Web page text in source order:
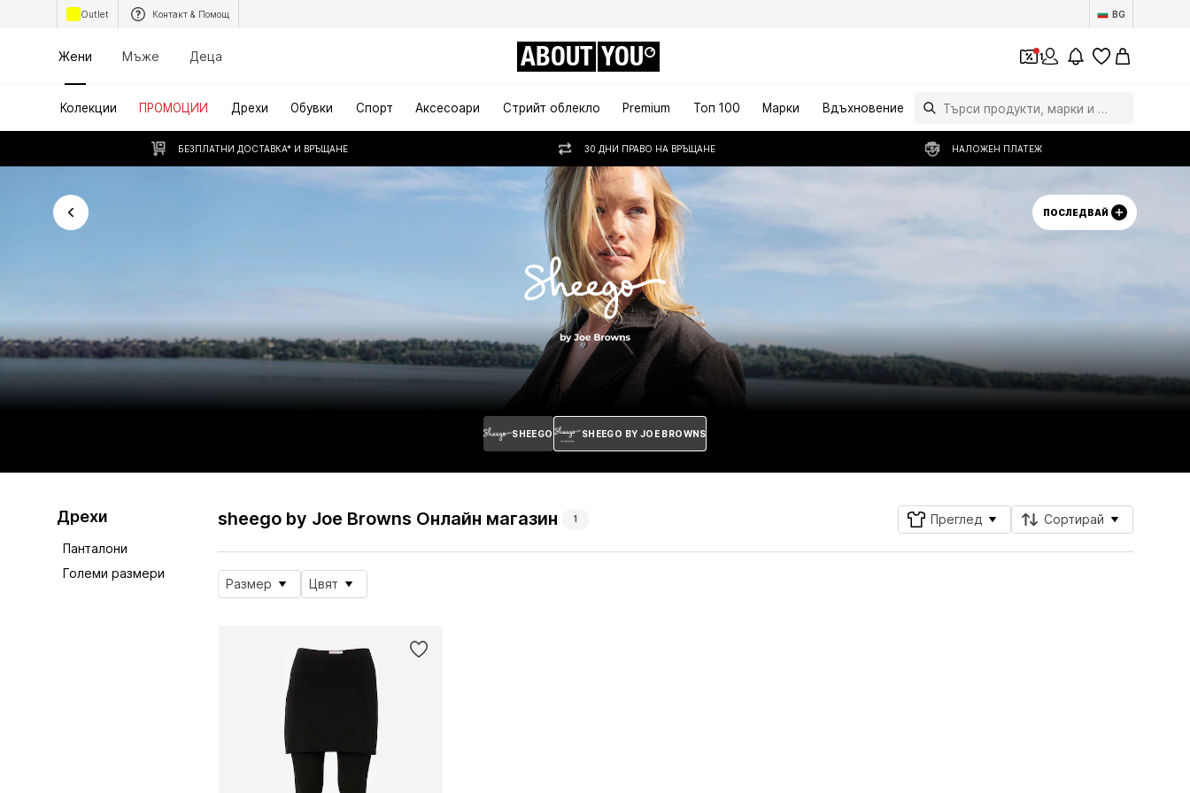
Outlet Контакт & Помощ BG
Жени Мъже Деца ABOUT YOU 1
Колекции ПРОМОЦИИ Дрехи Обувки Спорт Аксесоари Стрийт облекло Premium Топ 100 Марки Вдъхновение
БЕЗПЛАТНИ ДОСТАВКА* И ВРЪЩАНЕ 30 ДНИ ПРАВО НА ВРЪЩАНЕ НАЛОЖЕН ПЛАТЕЖ
ПОСЛЕДВАЙ
SHEEGO SHEEGO BY JOE BROWNS
Дрехи
Панталони
Големи размери
sheego by Joe Browns Онлайн магазин 1 Преглед Сортирай
Размер Цвят